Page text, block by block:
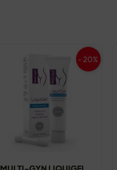
- 20%